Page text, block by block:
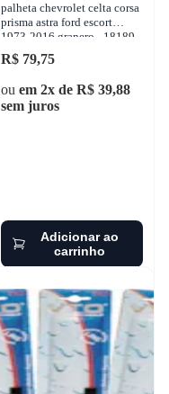
palheta chevrolet celta corsa
prisma astra ford escort
1973-2016 granero - 18189
R$ 79,75
ou em 2x de R$ 39,88
sem juros
Adicionar ao
carrinho